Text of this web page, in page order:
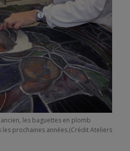
les baguettes en plomb
prochaines années.(Crédit Ateliers